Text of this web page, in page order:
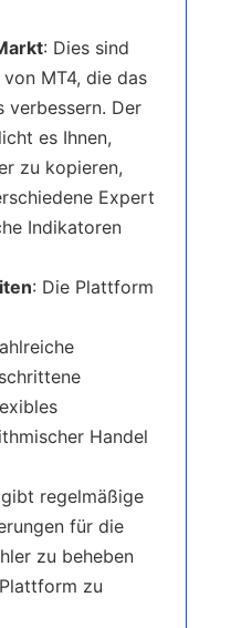
: Dies sind
MT4, die das
verbessern. Der
es Ihnen,
zu kopieren,
Expert
Indikatoren
: Die Plattform
Handel
gibt regelmäßige
für die
zu beheben
zu